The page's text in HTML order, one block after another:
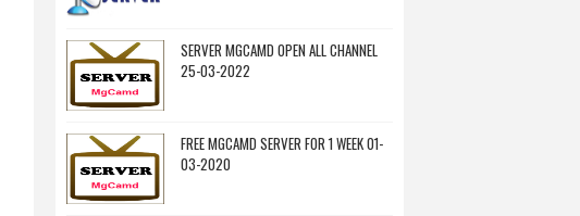
SERVER MGCAMD OPEN ALL CHANNEL
25-03-2022
FREE MGCAMD SERVER FOR 1 WEEK 01-
03-2020